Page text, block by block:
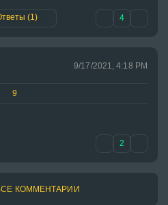
(1) 4
9/17/2021, 4:18 PM
9
2
КОММЕНТАРИИ